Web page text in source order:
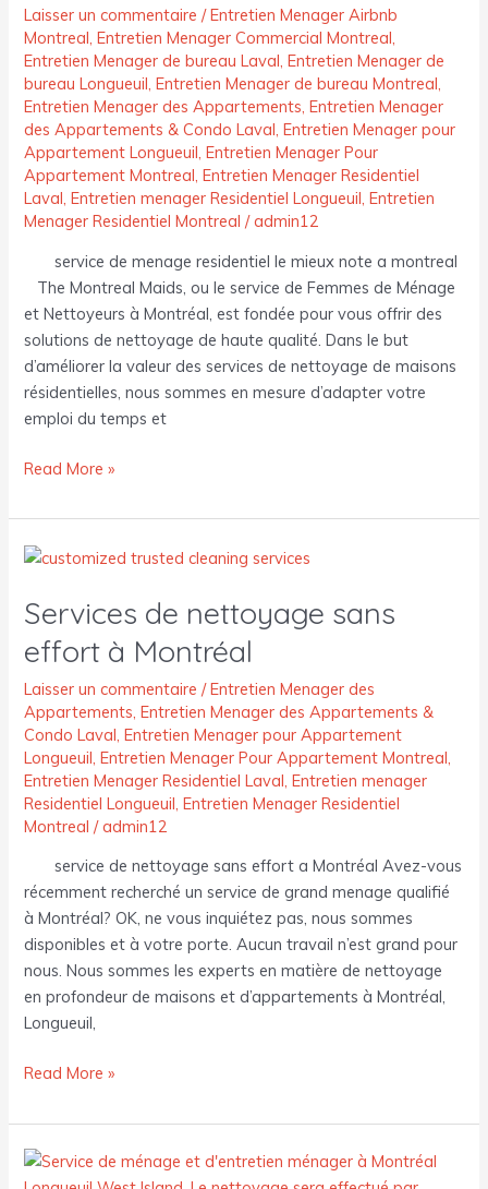
Laisser un commentaire /Entretien Menager Airbnb
Montreal,Entretien Menager Commercial Montreal,
Entretien Menager de bureau Laval,Entretien Menager de
bureau Longueuil,Entretien Menager de bureau Montreal,
Entretien Menager des Appartements,Entretien Menager
des Appartements & Condo Laval,Entretien Menager pour
Appartement Longueuil,Entretien Menager Pour
Appartement Montreal,Entretien Menager Residentiel
Laval,Entretien menager Residentiel Longueuil,Entretien
Menager Residentiel Montreal /admin12
service de menage residentiel le mieux note a montreal
The Montreal Maids, ou le service de Femmes de Ménage
et Nettoyeurs à Montréal, est fondée pour vous offrir des
solutions de nettoyage de haute qualité. Dans le but
d’améliorer la valeur des services de nettoyage de maisons
résidentielles, nous sommes en mesure d’adapter votre
emploi du temps et
mieux
noté
à
Montréal
Read More »
Services de nettoyage sans
effort à Montréal
Laisser un commentaire /Entretien Menager des
Appartements,Entretien Menager des Appartements &
Condo Laval,Entretien Menager pour Appartement
Longueuil,Entretien Menager Pour Appartement Montreal,
Entretien Menager Residentiel Laval,Entretien menager
Residentiel Longueuil,Entretien Menager Residentiel
Montreal /admin12
service de nettoyage sans effort a Montréal Avez-vous
récemment recherché un service de grand menage qualifié
à Montréal? OK, ne vous inquiétez pas, nous sommes
disponibles et à votre porte. Aucun travail n’est grand pour
nous. Nous sommes les experts en matière de nettoyage
en profondeur de maisons et d’appartements à Montréal,
Longueuil,
Services
nettoyage
effort
à
Montréal
Read More »
Service